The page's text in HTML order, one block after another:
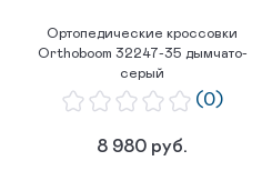
Ортопедические кроссовки
Orthoboom 32247-35 дымчато-
серый
(0)
8 980 руб.